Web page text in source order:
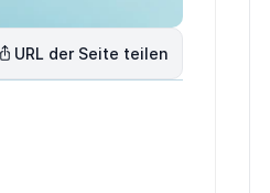
URL der Seite teilen